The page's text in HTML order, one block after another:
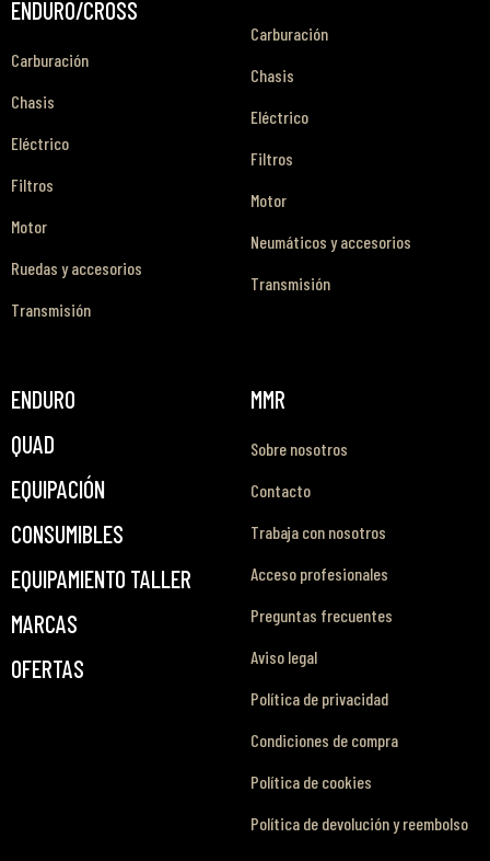
ENDURO/CROSS
Carburación
Chasis
Eléctrico
Filtros
Motor
Ruedas y accesorios
Transmisión
Carburación
Chasis
Eléctrico
Filtros
Motor
Neumáticos y accesorios
Transmisión
ENDURO
QUAD
EQUIPACIÓN
CONSUMIBLES
EQUIPAMIENTO TALLER
MARCAS
OFERTAS
MMR
Sobre nosotros
Contacto
Trabaja con nosotros
Acceso profesionales
Preguntas frecuentes
Aviso legal
Política de privacidad
Condiciones de compra
Política de cookies
Política de devolución y reembolso